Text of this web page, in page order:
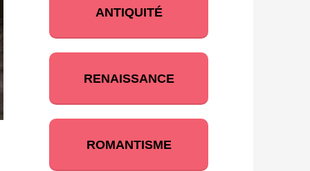
ANTIQUITÉ
RENAISSANCE
ROMANTISME